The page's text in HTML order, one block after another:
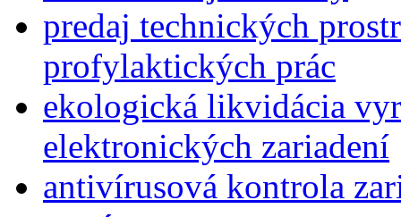
predaj technických
profylaktických prác
ekologická likvidácia
elektronických zariadení
antivírusová kontrola